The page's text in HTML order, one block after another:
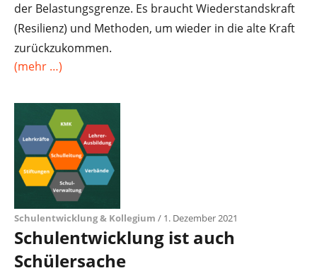
der Belastungsgrenze. Es braucht Wiederstandskraft
(Resilienz) und Methoden, um wieder in die alte Kraft
zurückzukommen.
(mehr …)
Schulentwicklung & Kollegium / 1. Dezember 2021
Schulentwicklung ist auch
Schülersache